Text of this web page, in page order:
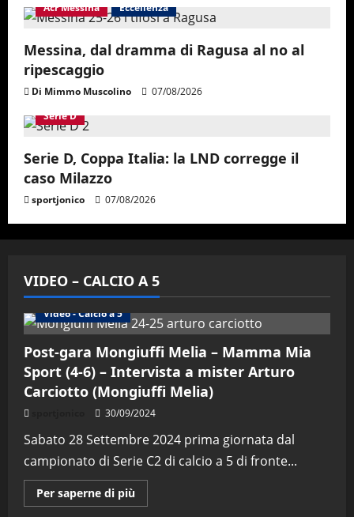
Acr Messina
Eccellenza
Messina, dal dramma di Ragusa al no al
ripescaggio
Di Mimmo Muscolino
07/08/2026
Serie D
Serie D, Coppa Italia: la LND corregge il
caso Milazzo
sportjonico 07/08/2026
VIDEO – CALCIO A 5
Video - Calcio a 5
Post-gara Mongiuffi Melia – Mamma Mia
Sport (4-6) – Intervista a mister Arturo
Carciotto (Mongiuffi Melia)
30/09/2024
Sabato 28 Settembre 2024 prima giornata dal
campionato di Serie C2 di calcio a 5 di fronte...
Per saperne di più
informazioni